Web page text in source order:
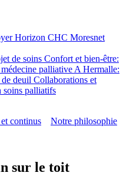
Horizon CHC Moresnet
de soins Confort et bien-être:
palliativeA Hermalle:
deuil Collaborations et
soins palliatifs
continus
Notre philosophie
sur le toit